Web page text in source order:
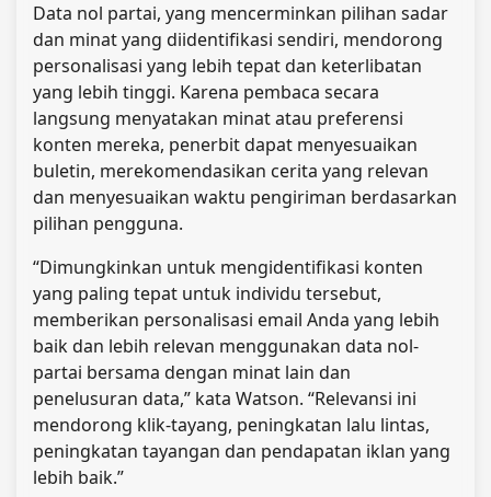
Data nol partai, yang mencerminkan pilihan sadar
dan minat yang diidentifikasi sendiri, mendorong
personalisasi yang lebih tepat dan keterlibatan
yang lebih tinggi. Karena pembaca secara
langsung menyatakan minat atau preferensi
konten mereka, penerbit dapat menyesuaikan
buletin, merekomendasikan cerita yang relevan
dan menyesuaikan waktu pengiriman berdasarkan
pilihan pengguna.
“Dimungkinkan untuk mengidentifikasi konten
yang paling tepat untuk individu tersebut,
memberikan personalisasi email Anda yang lebih
baik dan lebih relevan menggunakan data nol-
partai bersama dengan minat lain dan
penelusuran data,” kata Watson. “Relevansi ini
mendorong klik-tayang, peningkatan lalu lintas,
peningkatan tayangan dan pendapatan iklan yang
lebih baik.”